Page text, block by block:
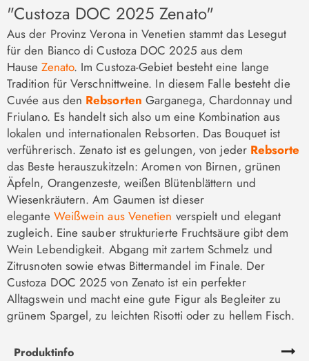
"Custoza DOC 2025 Zenato"
Aus der Provinz Verona in Venetien stammt das Lesegut
für den Bianco di Custoza DOC 2025 aus dem
HauseZenato. Im Custoza-Gebiet besteht eine lange
Tradition für Verschnittweine. In diesem Falle besteht die
Cuvée aus den Rebsorten Garganega, Chardonnay und
Friulano. Es handelt sich also um eine Kombination aus
lokalen und internationalen Rebsorten. Das Bouquet ist
verführerisch. Zenato ist es gelungen, von jeder Rebsorte
das Beste herauszukitzeln: Aromen von Birnen, grünen
Äpfeln, Orangenzeste, weißen Blütenblättern und
Wiesenkräutern. Am Gaumen ist dieser
elegante Weißwein aus Venetien verspielt und elegant
zugleich. Eine sauber strukturierte Fruchtsäure gibt dem
Wein Lebendigkeit. Abgang mit zartem Schmelz und
Zitrusnoten sowie etwas Bittermandel im Finale. Der
Custoza DOC 2025 von Zenato ist ein perfekter
Alltagswein und macht eine gute Figur als Begleiter zu
grünem Spargel, zu leichten Risotti oder zu hellem Fisch.
Produktinfo